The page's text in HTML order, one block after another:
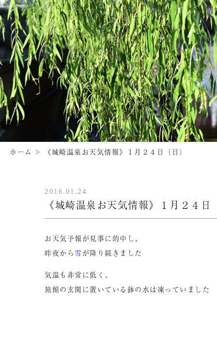
ホーム > 《城崎温泉お天気情報》１月２４日（日）
2016.01.24
《城崎温泉お天気情報》１月２４日
お天気予報が見事に的中し、
昨夜から雪 が降り続きました
気温も非常に低く、
旅館の玄関に置いている鉢の水は凍っていました